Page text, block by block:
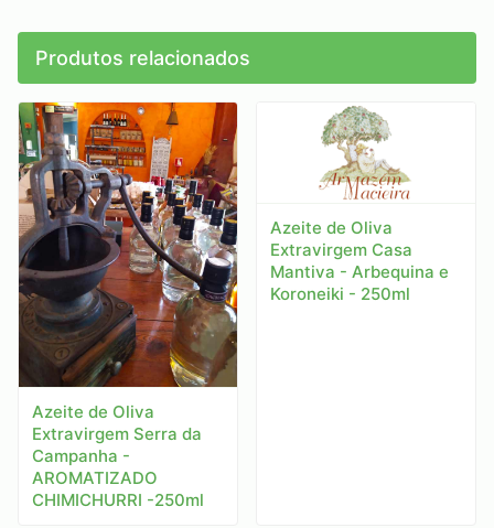
Produtos relacionados
Azeite de Oliva
Extravirgem Serra da
Campanha -
AROMATIZADO
CHIMICHURRI -250ml
Azeite de Oliva
Extravirgem Casa
Mantiva - Arbequina e
Koroneiki - 250ml